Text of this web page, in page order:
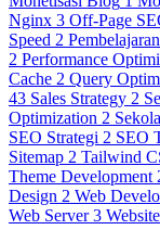
Nginx 3 Off-Page
Speed 2 Pembelajaran
2 Performance
Cache 2 Query
43 Sales Strategy 2
Optimization 2
SEO Strategi 2 SEO
Sitemap 2 Tailwind
Theme Development
Design 2 Web
Web Server 3 Website